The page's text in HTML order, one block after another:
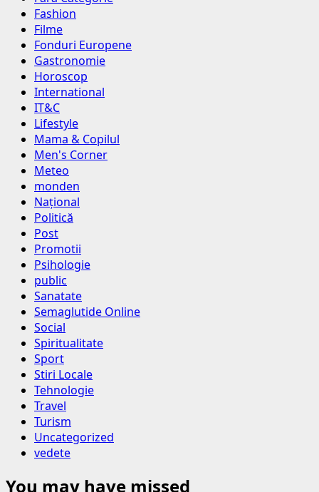
Fashion
Filme
Fonduri Europene
Gastronomie
Horoscop
International
IT&C
Lifestyle
Mama & Copilul
Men's Corner
Meteo
monden
Național
Politică
Post
Promotii
Psihologie
public
Sanatate
Semaglutide Online
Social
Spiritualitate
Sport
Stiri Locale
Tehnologie
Travel
Turism
Uncategorized
vedete
You may have missed